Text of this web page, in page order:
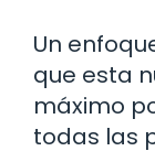
Un
que esta
máximo
todas las